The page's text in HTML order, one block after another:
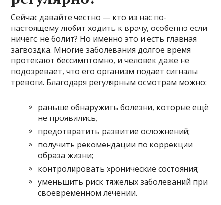
Сейчас давайте честно — кто из нас по-
настоящему любит ходить к врачу, особенно если
ничего не болит? Но именно это и есть главная
загвоздка. Многие заболевания долгое время
протекают бессимптомно, и человек даже не
подозревает, что его организм подает сигналы
тревоги. Благодаря регулярным осмотрам можно:
раньше обнаружить болезни, которые ещё
не проявились;
предотвратить развитие осложнений;
получить рекомендации по коррекции
образа жизни;
контролировать хронические состояния;
уменьшить риск тяжелых заболеваний при
своевременном лечении.